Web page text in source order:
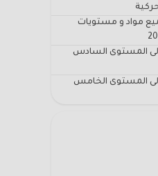
مواد و مستويات
المستوى السادس
المستوى الخامس